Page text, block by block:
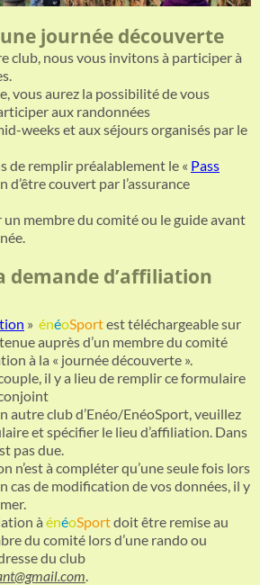
journée découverte
club, nous vous invitons à participer à
vous aurez la possibilité de vous
aux randonnées
weeks et aux séjours organisés par le
de remplir préalablement le « Pass
d’être couvert par l’assurance
membre du comité ou le guide avant
demande d’affiliation
» énéoSportest téléchargeable sur
auprès d’un membre du comité
à la « journée découverte ».
il y a lieu de remplir ce formulaire
autre club d’Enéo/EnéoSport, veuillez
et spécifier le lieu d’affiliation. Dans
pas due.
n’est à compléter qu’une seule fois lors
cas de modification de vos données, il y
à énéoSportdoit être remise au
du comité lors d’une rando ou
du club